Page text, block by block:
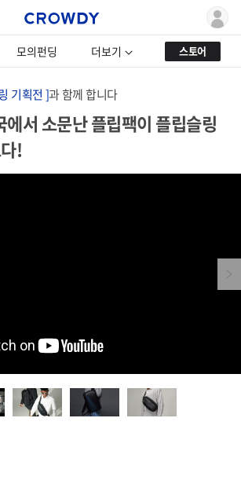
모의펀딩 더보기 스토어
기획전 ]과 함께 합니다
서 소문난 플립팩이 플립슬링
!
Next